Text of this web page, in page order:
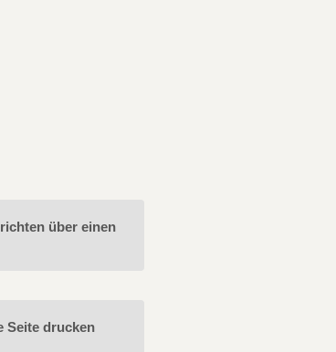
über einen
Seite drucken